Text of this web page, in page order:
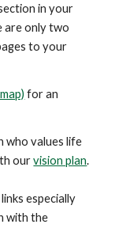
in your
are only two
to your
for an
who values life
ourvision plan.
especially
with the